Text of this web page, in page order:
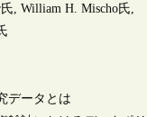
, William H. Mischo氏,
データとは